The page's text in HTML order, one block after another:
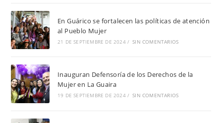
En Guárico se fortalecen las políticas de atención
al Pueblo Mujer
21 DE SEPTIEMBRE DE 2024 / SIN COMENTARIOS
Inauguran Defensoría de los Derechos de la
Mujer en La Guaira
19 DE SEPTIEMBRE DE 2024 / SIN COMENTARIOS